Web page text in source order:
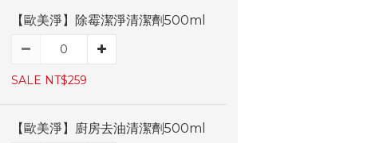
【歐美淨】除霉潔淨清潔劑500ml
SALE NT$259
【歐美淨】廚房去油清潔劑500ml